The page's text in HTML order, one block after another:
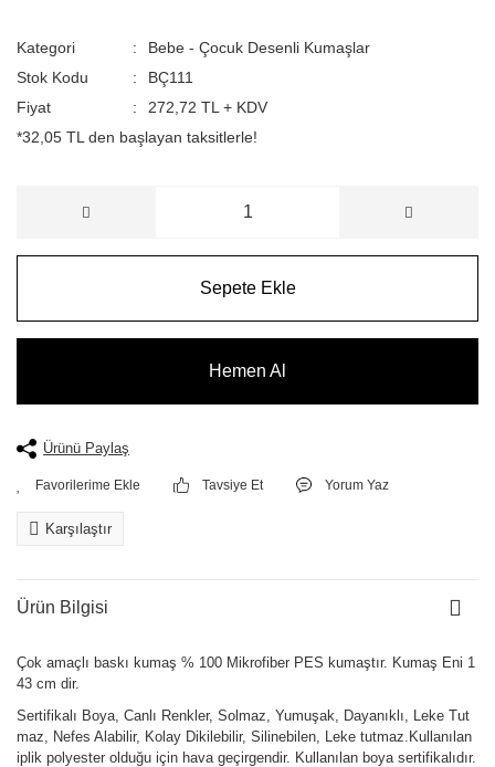
Kategori
Bebe - Çocuk Desenli Kumaşlar
Stok Kodu
BÇ111
Fiyat
272,72 TL + KDV
*32,05 TL den başlayan taksitlerle!
Sepete Ekle
Hemen Al
Ürünü Paylaş
Tavsiye Et Yorum Yaz
Karşılaştır
Ürün Bilgisi
Çok amaçlı baskı kumaş % 100 Mikrofiber PES kumaştır. Kumaş Eni 1
43 cm dir.
Sertifikalı Boya, Canlı Renkler, Solmaz, Yumuşak, Dayanıklı, Leke Tut
maz, Nefes Alabilir, Kolay Dikilebilir, Silinebilen, Leke tutmaz.Kullanılan
iplik polyester olduğu için hava geçirgendir. Kullanılan boya sertifikalıdır.